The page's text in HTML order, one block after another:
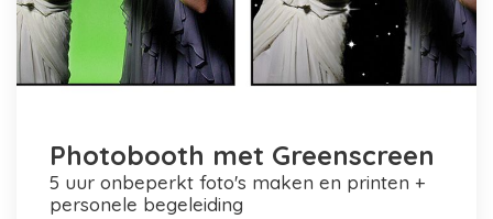
Photobooth met Greenscreen
5 uur onbeperkt foto's maken en printen +
personele begeleiding